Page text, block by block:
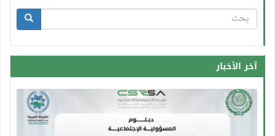
استمارة
البحث
آخر الأخبار